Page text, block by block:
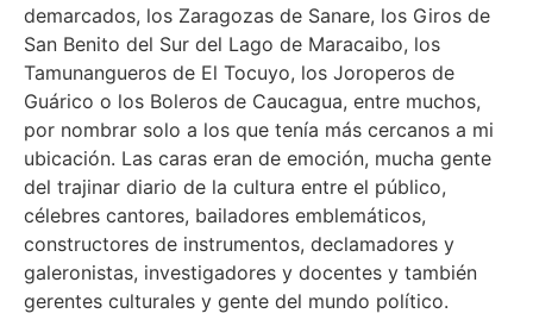
demarcados, los Zaragozas de Sanare, los Giros de
San Benito del Sur del Lago de Maracaibo, los
Tamunangueros de El Tocuyo, los Joroperos de
Guárico o los Boleros de Caucagua, entre muchos,
por nombrar solo a los que tenía más cercanos a mi
ubicación. Las caras eran de emoción, mucha gente
del trajinar diario de la cultura entre el público,
célebres cantores, bailadores emblemáticos,
constructores de instrumentos, declamadores y
galeronistas, investigadores y docentes y también
gerentes culturales y gente del mundo político.